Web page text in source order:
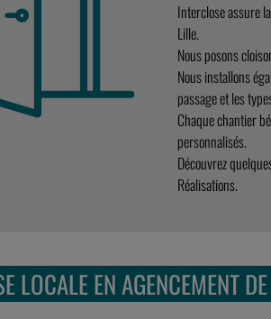
Interclose assure
Lille.
Nous posons
Nous installons
passage et les
Chaque chantier
personnalisés.
Découvrez
Réalisations.
LOCALE EN AGENCEMENT